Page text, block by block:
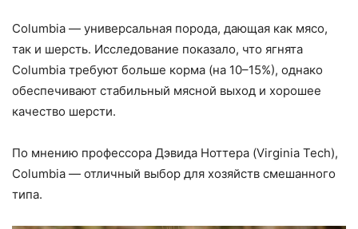
Columbia — универсальная порода, дающая как мясо,
так и шерсть. Исследование показало, что ягнята
Columbia требуют больше корма (на 10–15%), однако
обеспечивают стабильный мясной выход и хорошее
качество шерсти.
По мнению профессора Дэвида Ноттера (Virginia Tech),
Columbia — отличный выбор для хозяйств смешанного
типа.